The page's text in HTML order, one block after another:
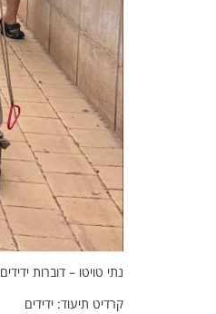
נתי טויטו – דוברות ידידים
קרדיט תיעוד: ידידים